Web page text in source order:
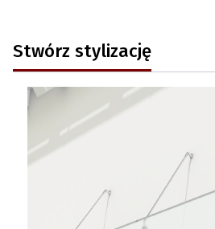
Stwórz stylizację